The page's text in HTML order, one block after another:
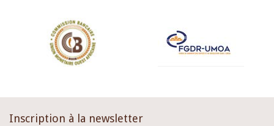
Inscription à la newsletter